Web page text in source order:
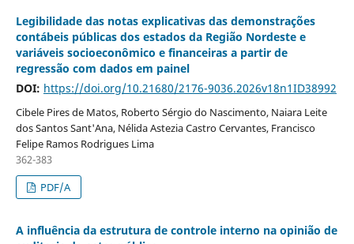
Legibilidade das notas explicativas das demonstrações
contábeis públicas dos estados da Região Nordeste e
variáveis socioeconômico e financeiras a partir de
regressão com dados em painel
DOI: https://doi.org/10.21680/2176-9036.2026v18n1ID38992
Cibele Pires de Matos, Roberto Sérgio do Nascimento, Naiara Leite
dos Santos Sant'Ana, Nélida Astezia Castro Cervantes, Francisco
Felipe Ramos Rodrigues Lima
362-383
PDF/A
A influência da estrutura de controle interno na opinião de